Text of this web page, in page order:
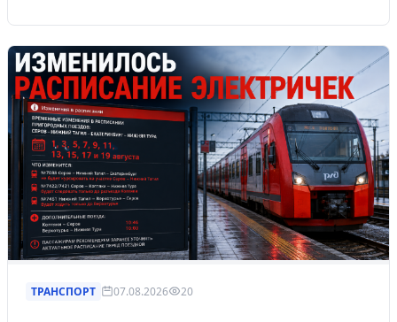
ТРАНСПОРТ 07.08.2026 20